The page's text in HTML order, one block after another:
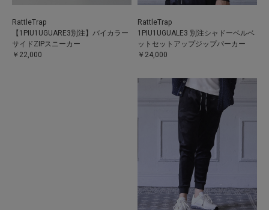
RattleTrap
【1PIU1UGUARE3別注】バイカラー
サイドZIPスニーカー
￥22,000
RattleTrap
1PIU1UGUALE3 別注シャドーベルベ
ットセットアップジップパーカー
￥24,000